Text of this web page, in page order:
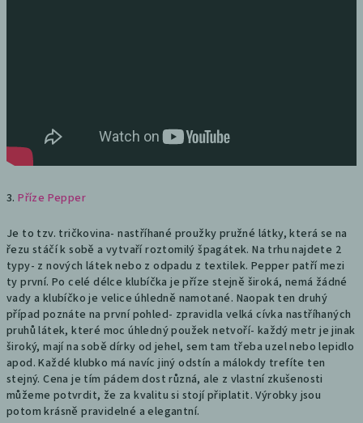
3.Příze Pepper
Je to tzv. tričkovina- nastříhané proužky pružné látky, která se na
řezu stáčí k sobě a vytvaří roztomilý špagátek. Na trhu najdete 2
typy- z nových látek nebo z odpadu z textilek. Pepper patří mezi
ty první. Po celé délce klubíčka je příze stejně široká, nemá žádné
vady a klubíčko je velice úhledně namotané. Naopak ten druhý
případ poznáte na první pohled- zpravidla velká cívka nastříhaných
pruhů látek, které moc úhledný použek netvoří- každý metr je jinak
široký, mají na sobě dírky od jehel, sem tam třeba uzel nebo lepidlo
apod. Každé klubko má navíc jiný odstín a málokdy trefíte ten
stejný. Cena je tím pádem dost různá, ale z vlastní zkušenosti
můžeme potvrdit, že za kvalitu si stojí připlatit. Výrobky jsou
potom krásně pravidelné a elegantní.